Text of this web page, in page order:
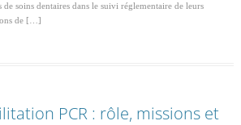
de soins dentaires dans le suivi réglementaire de leurs
de […]
PCR : rôle, missions et